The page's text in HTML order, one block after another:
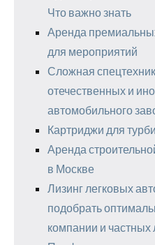
Что важно знать
Аренда
для мероприятий
Сложная
отечественных и
автомобильного
Картриджи для
Аренда
в Москве
Лизинг легковых
подобрать
компании и частных